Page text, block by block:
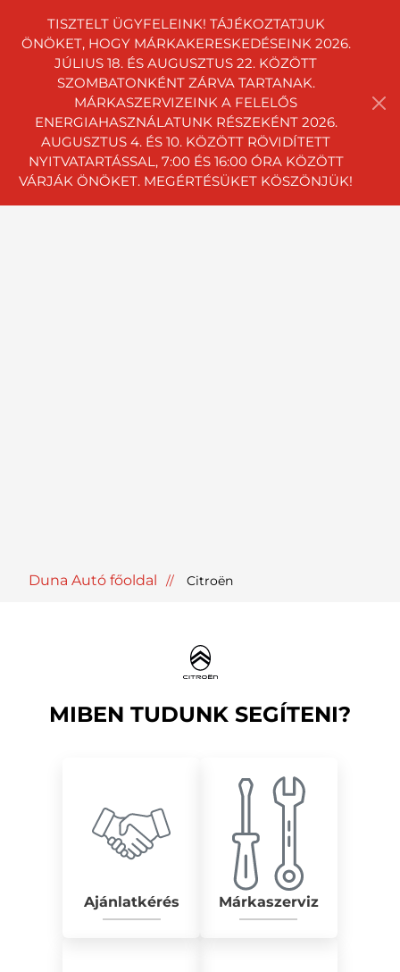
TISZTELT ÜGYFELEINK! TÁJÉKOZTATJUK
ÖNÖKET, HOGY MÁRKAKERESKEDÉSEINK 2026.
JÚLIUS 18. ÉS AUGUSZTUS 22. KÖZÖTT
SZOMBATONKÉNT ZÁRVA TARTANAK.
MÁRKASZERVIZEINK A FELELŐS
ENERGIAHASZNÁLATUNK RÉSZEKÉNT 2026.
AUGUSZTUS 4. ÉS 10. KÖZÖTT RÖVIDÍTETT
NYITVATARTÁSSAL, 7:00 ÉS 16:00 ÓRA KÖZÖTT
VÁRJÁK ÖNÖKET. MEGÉRTÉSÜKET KÖSZÖNJÜK!
Duna Autó főoldal Citroën
MIBEN TUDUNK SEGÍTENI?
Ajánlatkérés Márkaszerviz